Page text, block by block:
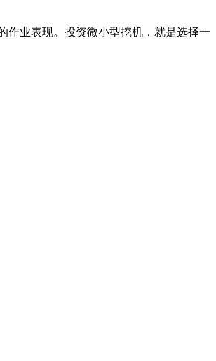
作业表现。投资微小型挖机，就是选择一